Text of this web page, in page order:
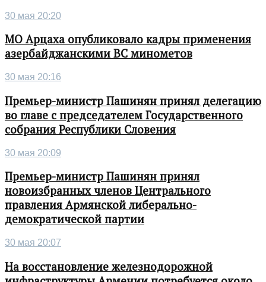
30 мая 20:20
МО Арцаха опубликовало кадры применения
азербайджанскими ВС минометов
30 мая 20:16
Премьер-министр Пашинян принял делегацию
во главе с председателем Государственного
собрания Республики Словения
30 мая 20:09
Премьер-министр Пашинян принял
новоизбранных членов Центрального
правления Армянской либерально-
демократической партии
30 мая 20:07
На восстановление железнодорожной